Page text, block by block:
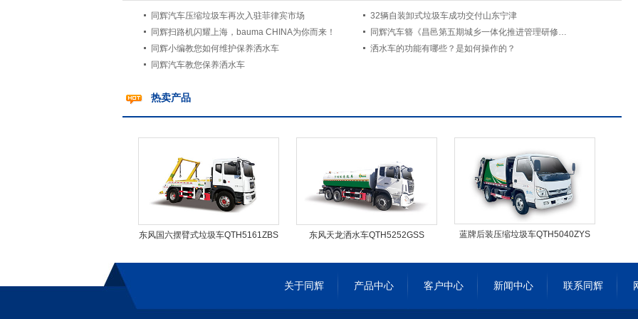
同辉汽车压缩垃圾车再次入驻菲律宾市场
32辆自装卸式垃圾车成功交付山东宁津
同辉扫路机闪耀上海，bauma CHINA为你而来！
同辉汽车簪《昌邑第五期城乡一体化推进管理研修班》圆满落幕
同辉小编教您如何维护保养洒水车
洒水车的功能有哪些？是如何操作的？
同辉汽车教您保养洒水车
热卖产品
东风国六摆臂式垃圾车QTH5161ZBS 东风天龙洒水车QTH5252GSS 蓝牌后装压缩垃圾车QTH5040ZYS
关于同辉 产品中心 客户中心 新闻中心 联系同辉